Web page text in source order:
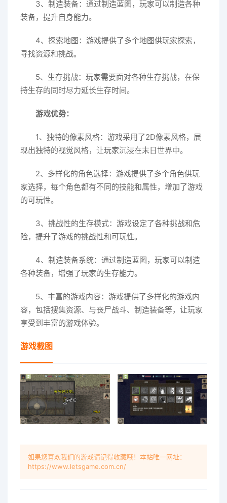
3、制造装备：通过制造蓝图，玩家可以制造各种
装备，提升自身能力。
4、探索地图：游戏提供了多个地图供玩家探索，
寻找资源和挑战。
5、生存挑战：玩家需要面对各种生存挑战，在保
持生存的同时尽力延长生存时间。
游戏优势：
1、独特的像素风格：游戏采用了2D像素风格，展
现出独特的视觉风格，让玩家沉浸在末日世界中。
2、多样化的角色选择：游戏提供了多个角色供玩
家选择，每个角色都有不同的技能和属性，增加了游戏
的可玩性。
3、挑战性的生存模式：游戏设定了各种挑战和危
险，提升了游戏的挑战性和可玩性。
4、制造装备系统：通过制造蓝图，玩家可以制造
各种装备，增强了玩家的生存能力。
5、丰富的游戏内容：游戏提供了多样化的游戏内
容，包括搜集资源、与丧尸战斗、制造装备等，让玩家
享受到丰富的游戏体验。
游戏截图
如果您喜欢我们的游戏请记得收藏哦！本站唯一网址：
https://www.letsgame.com.cn/